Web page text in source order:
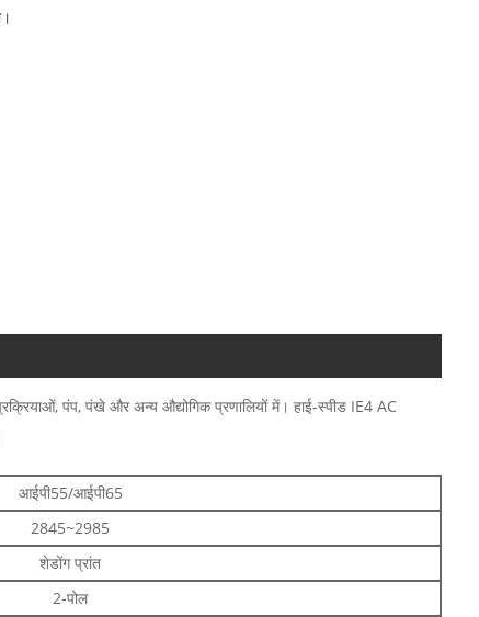
पंप, पंखे और अन्य औद्योगिक प्रणालियों में। हाई-स्पीड IE4 AC
आईपी55/आईपी65
2845~2985
शेडोंग प्रांत
2-पोल